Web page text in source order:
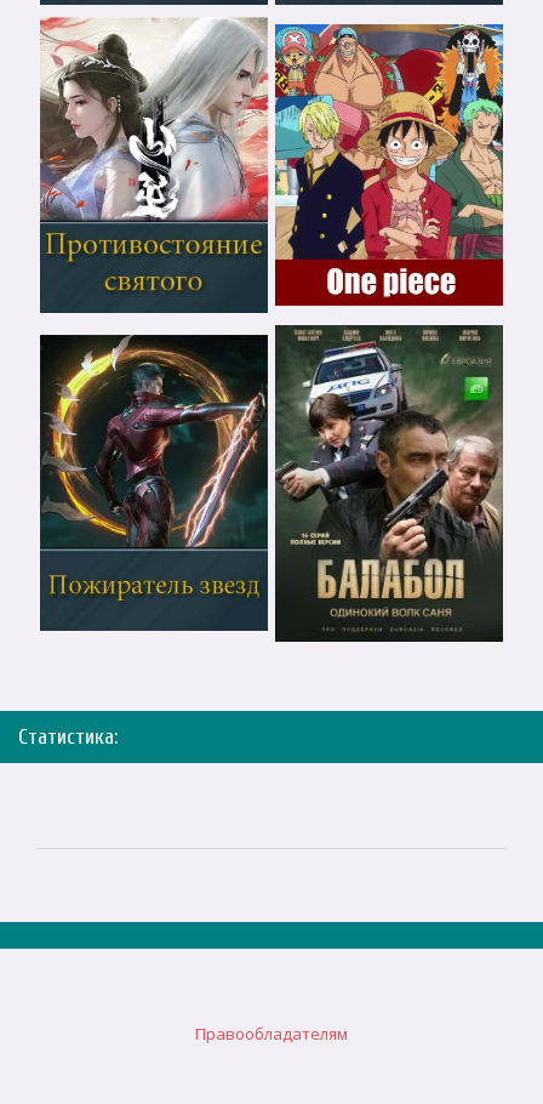
Статистика:
Правообладателям